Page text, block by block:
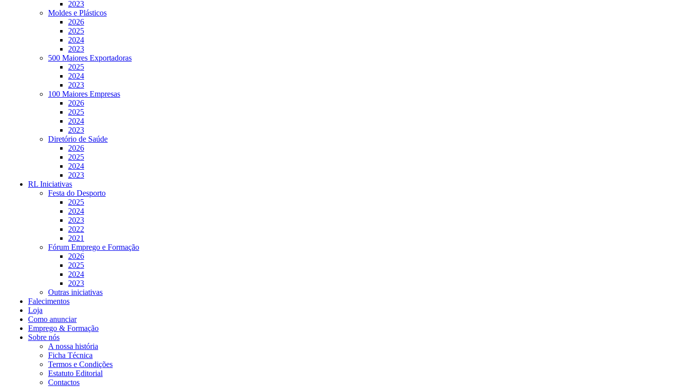
2023
Moldes e Plásticos
2026
2025
2024
2023
500 Maiores Exportadoras
2025
2024
2023
100 Maiores Empresas
2026
2025
2024
2023
Diretório de Saúde
2026
2025
2024
2023
RL Iniciativas
Festa do Desporto
2025
2024
2023
2022
2021
Fórum Emprego e Formação
2026
2025
2024
2023
Outras iniciativas
Falecimentos
Loja
Como anunciar
Emprego & Formação
Sobre nós
A nossa história
Ficha Técnica
Termos e Condições
Estatuto Editorial
Contactos